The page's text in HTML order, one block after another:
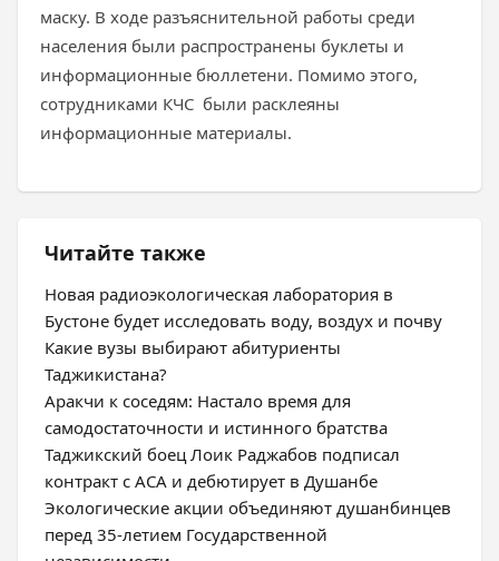
маску. В ходе разъяснительной работы среди
населения были распространены буклеты и
информационные бюллетени. Помимо этого,
сотрудниками КЧС были расклеяны
информационные материалы.
Читайте также
Новая радиоэкологическая лаборатория в
Бустоне будет исследовать воду, воздух и почву
Какие вузы выбирают абитуриенты
Таджикистана?
Аракчи к соседям: Настало время для
самодостаточности и истинного братства
Таджикский боец Лоик Раджабов подписал
контракт с ACA и дебютирует в Душанбе
Экологические акции объединяют душанбинцев
перед 35-летием Государственной